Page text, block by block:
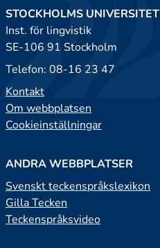
STOCKHOLMS UNIVERSITET
Inst. för lingvistik
SE-106 91 Stockholm
Telefon: 08-16 23 47
Kontakt
Om webbplatsen
Cookieinställningar
ANDRA WEBBPLATSER
Svenskt teckenspråkslexikon
Gilla Tecken
Teckenspråksvideo